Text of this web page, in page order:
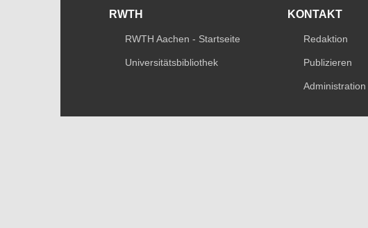
RWTH
RWTH Aachen - Startseite
Universitätsbibliothek
KONTAKT
Redaktion
Publizieren
Administration